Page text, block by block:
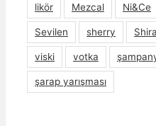
likör Mezcal Ni&Ce
Sevilen sherry
viski votka
şarap yarışması